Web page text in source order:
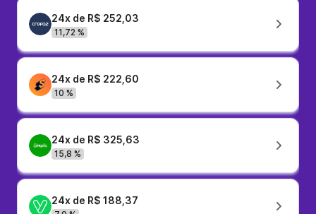
24x de R$ 252,03
11,72 %
24x de R$ 222,60
10 %
24x de R$ 325,63
15,8 %
24x de R$ 188,37